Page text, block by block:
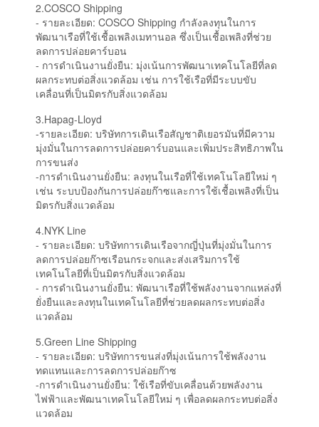
2.COSCO Shipping
- รายละเอียด: COSCO Shipping กำลังลงทุนในการ
พัฒนาเรือที่ใช้เชื้อเพลิงเมทานอล ซึ่งเป็นเชื้อเพลิงที่ช่วย
ลดการปล่อยคาร์บอน
- การดำเนินงานยั่งยืน: มุ่งเน้นการพัฒนาเทคโนโลยีที่ลด
ผลกระทบต่อสิ่งแวดล้อม เช่น การใช้เรือที่มีระบบขับ
เคลื่อนที่เป็นมิตรกับสิ่งแวดล้อม
3.Hapag-Lloyd
-รายละเอียด: บริษัทการเดินเรือสัญชาติเยอรมันที่มีความ
มุ่งมั่นในการลดการปล่อยคาร์บอนและเพิ่มประสิทธิภาพใน
การขนส่ง
-การดำเนินงานยั่งยืน: ลงทุนในเรือที่ใช้เทคโนโลยีใหม่ ๆ
เช่น ระบบป้องกันการปล่อยก๊าซและการใช้เชื้อเพลิงที่เป็น
มิตรกับสิ่งแวดล้อม
4.NYK Line
- รายละเอียด: บริษัทการเดินเรือจากญี่ปุ่นที่มุ่งมั่นในการ
ลดการปล่อยก๊าซเรือนกระจกและส่งเสริมการใช้
เทคโนโลยีที่เป็นมิตรกับสิ่งแวดล้อม
- การดำเนินงานยั่งยืน: พัฒนาเรือที่ใช้พลังงานจากแหล่งที่
ยั่งยืนและลงทุนในเทคโนโลยีที่ช่วยลดผลกระทบต่อสิ่ง
แวดล้อม
5.Green Line Shipping
- รายละเอียด: บริษัทการขนส่งที่มุ่งเน้นการใช้พลังงาน
ทดแทนและการลดการปล่อยก๊าซ
-การดำเนินงานยั่งยืน: ใช้เรือที่ขับเคลื่อนด้วยพลังงาน
ไฟฟ้าและพัฒนาเทคโนโลยีใหม่ ๆ เพื่อลดผลกระทบต่อสิ่ง
แวดล้อม